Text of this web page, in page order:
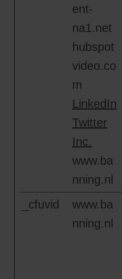
ent-
na1.net
hubspot
video.co
m
LinkedIn
Twitter
Inc.
www.ba
nning.nl
_cfuvid
www.ba
nning.nl